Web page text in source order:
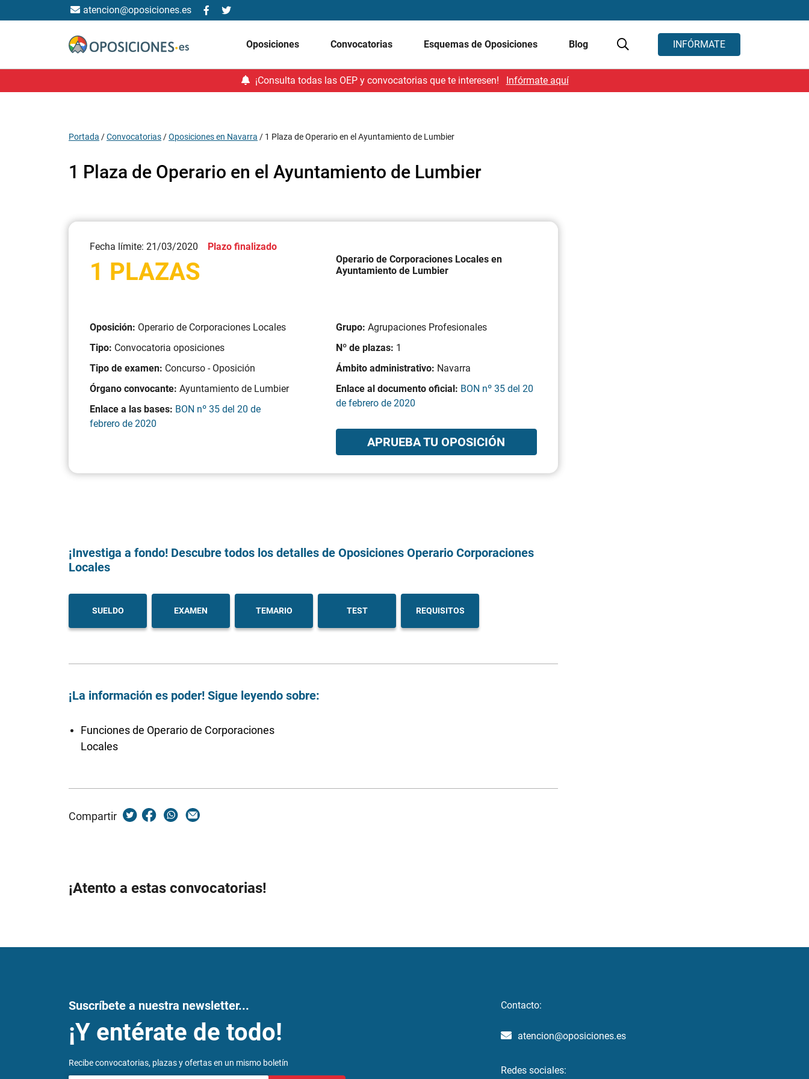
atencion@oposiciones.es
Oposiciones Convocatorias Esquemas de Oposiciones Blog INFÓRMATE
¡Consulta todas las OEP y convocatorias que te interesen! Infórmate aquí
Portada /Convocatorias /Oposiciones en Navarra / 1 Plaza de Operario en el Ayuntamiento de Lumbier
1 Plaza de Operario en el Ayuntamiento de Lumbier
Fecha límite: 21/03/2020 Plazo finalizado
1 PLAZAS
Operario de Corporaciones Locales en
Ayuntamiento de Lumbier
Oposición: Operario de Corporaciones Locales
Tipo: Convocatoria oposiciones
Tipo de examen: Concurso - Oposición
Órgano convocante: Ayuntamiento de Lumbier
Enlace a las bases: BON nº 35 del 20 de
febrero de 2020
Grupo: Agrupaciones Profesionales
Nº de plazas: 1
Ámbito administrativo: Navarra
Enlace al documento oficial: BON nº 35 del 20
de febrero de 2020
APRUEBA TU OPOSICIÓN
¡Investiga a fondo! Descubre todos los detalles de Oposiciones Operario Corporaciones
Locales
SUELDO EXAMEN TEMARIO TEST REQUISITOS
¡La información es poder! Sigue leyendo sobre:
Funciones de Operario de Corporaciones
Locales
Compartir
¡Atento a estas convocatorias!
Suscríbete a nuestra newsletter...
¡Y entérate de todo!
Recibe convocatorias, plazas y ofertas en un mismo boletín
Contacto:
atencion@oposiciones.es
Redes sociales: